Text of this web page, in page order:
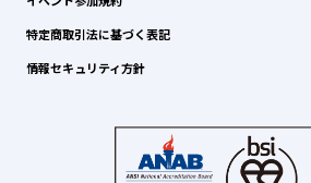
特定商取引法に基づく表記
情報セキュリティ方針